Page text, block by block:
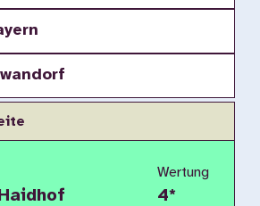
Wertung
4*